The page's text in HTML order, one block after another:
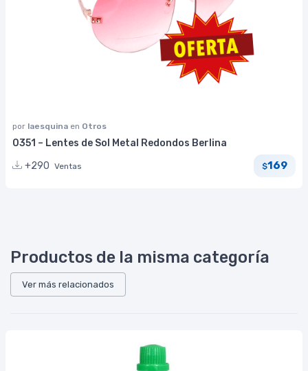
por laesquina en Otros
0351 – Lentes de Sol Metal Redondos Berlina
+290 Ventas $169
Productos de la misma categoría
Ver más relacionados